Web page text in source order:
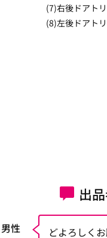
(7)右後ドアト
(8)左後ドアト
出
性 どよろしくお